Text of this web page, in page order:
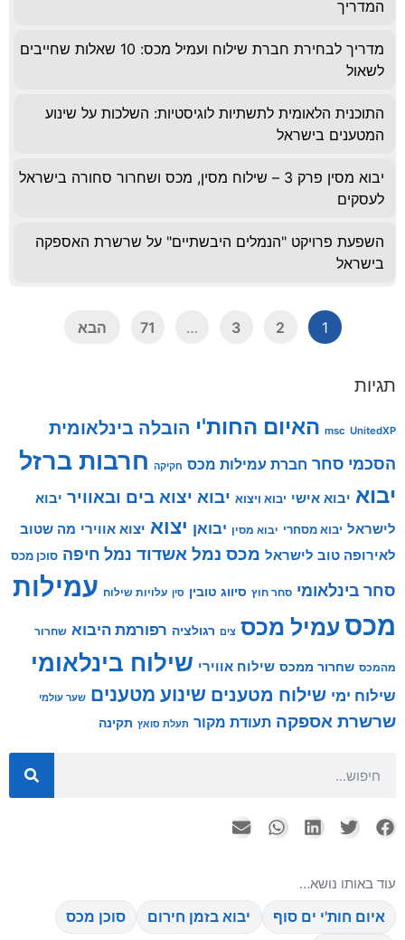
עוד באותו נושא…
איום חות'י ים סוף יבוא בזמן חירום
סוכן מכס
המדריך
מדריך לבחירת חברת שילוח ועמיל מכס: 10 שאלות שחייבים
לשאול
התוכנית הלאומית לתשתיות לוגיסטיות: השלכות על שינוע
המטענים בישראל
יבוא מסין פרק 3 – שילוח מסין, מכס ושחרור סחורה בישראל
לעסקים
השפעת פרויקט "הנמלים היבשתיים" על שרשרת האספקה
בישראל
1
2
3
…
71 הבא
תגיות
msc UnitedXP האיום החות'י הובלה בינלאומית
הסכמי סחר חברת עמילות מכס חקיקה חרבות ברזל
יבוא יבוא אישי יבוא ויצוא יבוא יצוא בים ובאוויר יבוא
לישראל יבוא מסחרי יבוא מסין יבואן יצוא יצוא אווירי מה שטוב
לאירופה טוב לישראל מכס נמל אשדוד נמל חיפה סוכן מכס
סחר בינלאומי סחר חוץ סיווג טובין סין עלויות שילוח עמילות
מכסעמיל מכס צים רגולציה רפורמת היבוא שחרור
מהמכס שחרור ממכס שילוח אווירי שילוח בינלאומי
שילוח ימי שילוח מטענים שינוע מטענים שער עולמי
שרשרת אספקה תעודת מקור תעלת סואץ תקינה